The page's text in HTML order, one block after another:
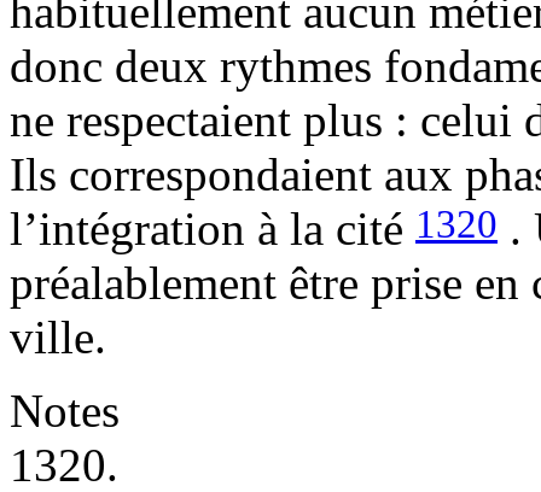
habituellement aucun
donc deux rythmes
ne respectaient plus :
Ils correspondaient aux
l’intégration à la cité 1320 .
préalablement être prise
ville.
Notes
1320.